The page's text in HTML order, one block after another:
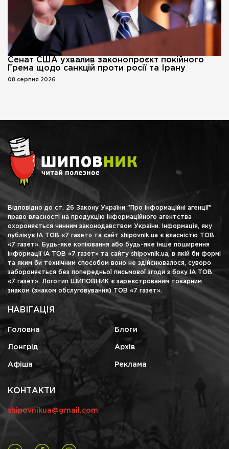
Сенат США ухвалив законопроєкт покійного
Грема щодо санкцій проти росії та Ірану
08 серпня 2026
Відповідно до ст. 26 Закону України "Про інформаційні агенції"
право власності на продукцію інформаційного агентства
охороняється чинним законодавством України. Інформація, яку
публікує ІА ТОВ «7 газет» та сайт shipovnik.ua є власністю ТОВ
«7 газет». Будь-яке копіювання або будь-яке інше поширення
інформації ІА ТОВ «7 газет» та сайту shipovnik.ua, в якій би формі
та яким би технічним способом воно не здійснювалося, суворо
забороняється без попередньої письмової згоди з боку ІА ТОВ
«7 газет». Логотип ШИПОВНИК є зареєстрованим товарним
знаком (знаком обслуговування) ТОВ «7 газет».
НАВІГАЦІЯ
Головна Блоги
Лонгрід Архів
Афіша Реклама
КОНТАКТИ
shipovnikua@gmail.com